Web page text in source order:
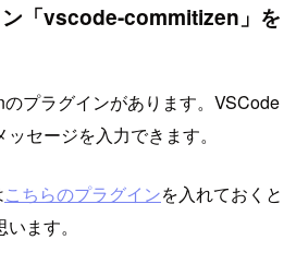
「vscode-commitizen」を
プラグインがあります。VSCode
セージを入力できます。
こちらのプラグインを入れておくと
ます。